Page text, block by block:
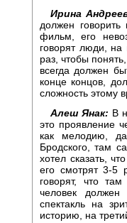
Ирина
должен
фильм, его
говорят люди, на
раз, чтобы
всегда должен
конце концов,
сложность этому
Алеш Янак: В
это проявление
как мелодию,
Бродского, там
хотел сказать,
его смотрят 3-5
говорят, что
человек
спектакль на
историю, на